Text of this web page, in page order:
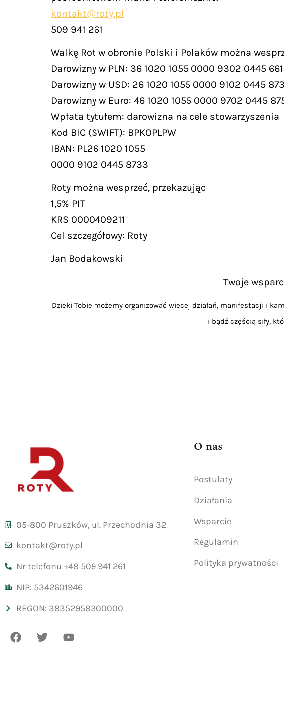
kontakt@roty.pl
509 941 261
Walkę Rot w obronie Polski i Polaków można
Darowizny w PLN: 36 1020 1055 0000 9302 0445
Darowizny w USD: 26 1020 1055 0000 9102 0445
Darowizny w Euro: 46 1020 1055 0000 9702 0445
Wpłata tytułem: darowizna na cele stowarzyszenia
Kod BIC (SWIFT): BPKOPLPW
IBAN: PL26 1020 1055
0000 9102 0445 8733
Roty można wesprzeć, przekazując
1,5% PIT
KRS 0000409211
Cel szczegółowy: Roty
Jan Bodakowski
Twoje
Dzięki Tobie możemy organizować więcej działań, manifestacji i
i bądź częścią siły,
05-800 Pruszków, ul. Przechodnia 32
kontakt@roty.pl
Nr telefonu +48 509 941 261
NIP: 5342601946
REGON: 38352958300000
O nas
Postulaty
Działania
Wsparcie
Regulamin
Polityka prywatności